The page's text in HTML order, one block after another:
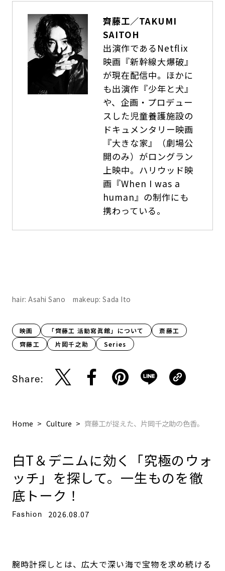
齊藤工／TAKUMI
SAITOH
出演作であるNetﬂix
映画『新幹線大爆破』
が現在配信中。ほかに
も出演作『少年と犬』
や、企画・プロデュー
スした児童養護施設の
ドキュメンタリー映画
『大きな家』（劇場公
開のみ）がロングラン
上映中。ハリウッド映
画『When I was a
human』の制作にも
携わっている。
hair: Asahi Sano makeup: Sada Ito
映画 「齊藤工 活動寫眞館」について
斎藤工
齊藤工
片岡千之助 Series
Share:
Home Culture 齊藤工が捉えた、片岡千之助の色香。
白T＆デニムに効く「究極のウォ
ッチ」を探して。一生ものを徹
底トーク！
Fashion 2026.08.07
腕時計探しとは、広大で深い海で宝物を求め続ける